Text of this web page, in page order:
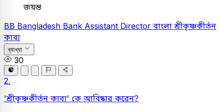
জয়ন্ত
BB Bangladesh Bank Assistant Director বাংলাশ্রীকৃষ্ণকীর্তন
কাব্য
ব্যাখ্যা
30
2.
'শ্রীকৃষ্ণকীর্তন কাব্য' কে আবিষ্কার করেন?